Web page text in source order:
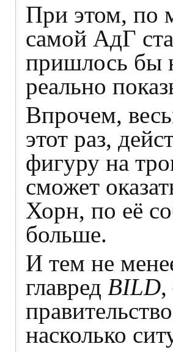
При этом, по
самой АдГ
пришлось бы
реально
Впрочем,
этот раз,
фигуру на
сможет
Хорн, по её
больше.
И тем не
главред BILD,
насколько